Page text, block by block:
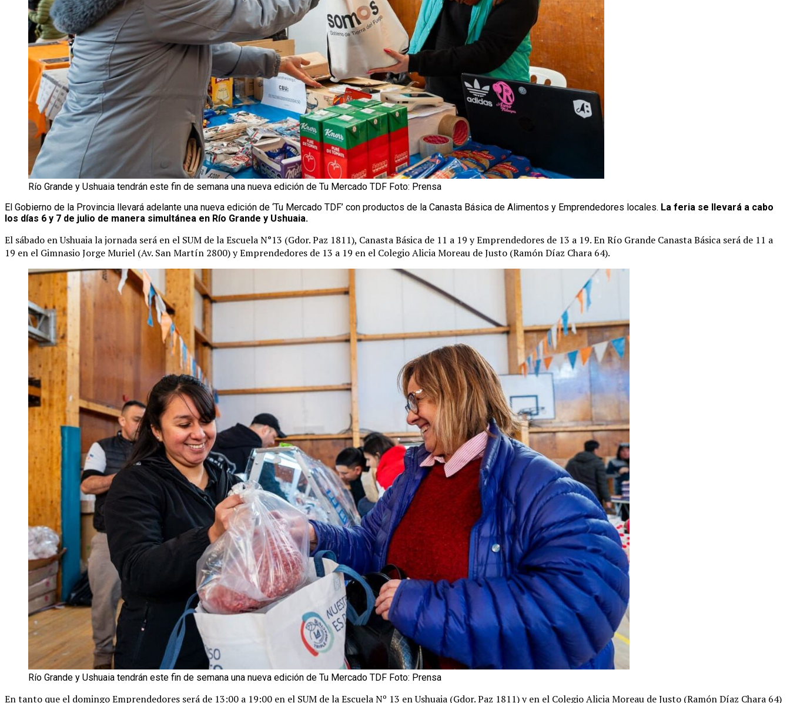
Río Grande y Ushuaia tendrán este fin de semana una nueva edición de Tu Mercado TDF Foto: Prensa
El Gobierno de la Provincia llevará adelante una nueva edición de ‘Tu Mercado TDF’ con productos de la Canasta Básica de Alimentos y Emprendedores locales. La feria se llevará a cabo
los días 6 y 7 de julio de manera simultánea en Río Grande y Ushuaia.
El sábado en Ushuaia la jornada será en el SUM de la Escuela N°13 (Gdor. Paz 1811), Canasta Básica de 11 a 19 y Emprendedores de 13 a 19. En Río Grande Canasta Básica será de 11 a
19 en el Gimnasio Jorge Muriel (Av. San Martín 2800) y Emprendedores de 13 a 19 en el Colegio Alicia Moreau de Justo (Ramón Díaz Chara 64).
Río Grande y Ushuaia tendrán este fin de semana una nueva edición de Tu Mercado TDF Foto: Prensa
En tanto que el domingo Emprendedores será de 13:00 a 19:00 en el SUM de la Escuela Nº 13 en Ushuaia (Gdor. Paz 1811) y en el Colegio Alicia Moreau de Justo (Ramón Díaz Chara 64)